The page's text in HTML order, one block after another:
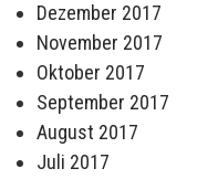
Dezember 2017
November 2017
Oktober 2017
September 2017
August 2017
Juli 2017